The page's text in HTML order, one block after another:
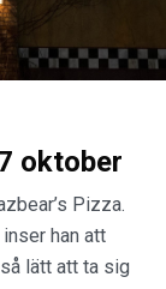
oktober
Pizza.
han att
lätt att ta sig